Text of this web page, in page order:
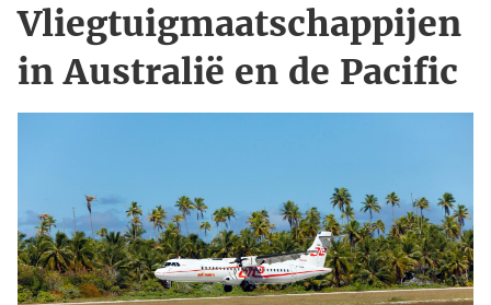
Vliegtuigmaatschappijen
in Australië en de Pacific